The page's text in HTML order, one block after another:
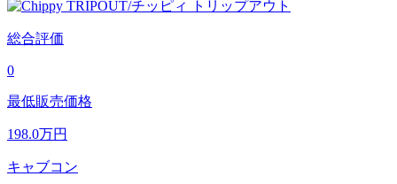
総合評価
0
最低販売価格
198.0万円
キャブコン